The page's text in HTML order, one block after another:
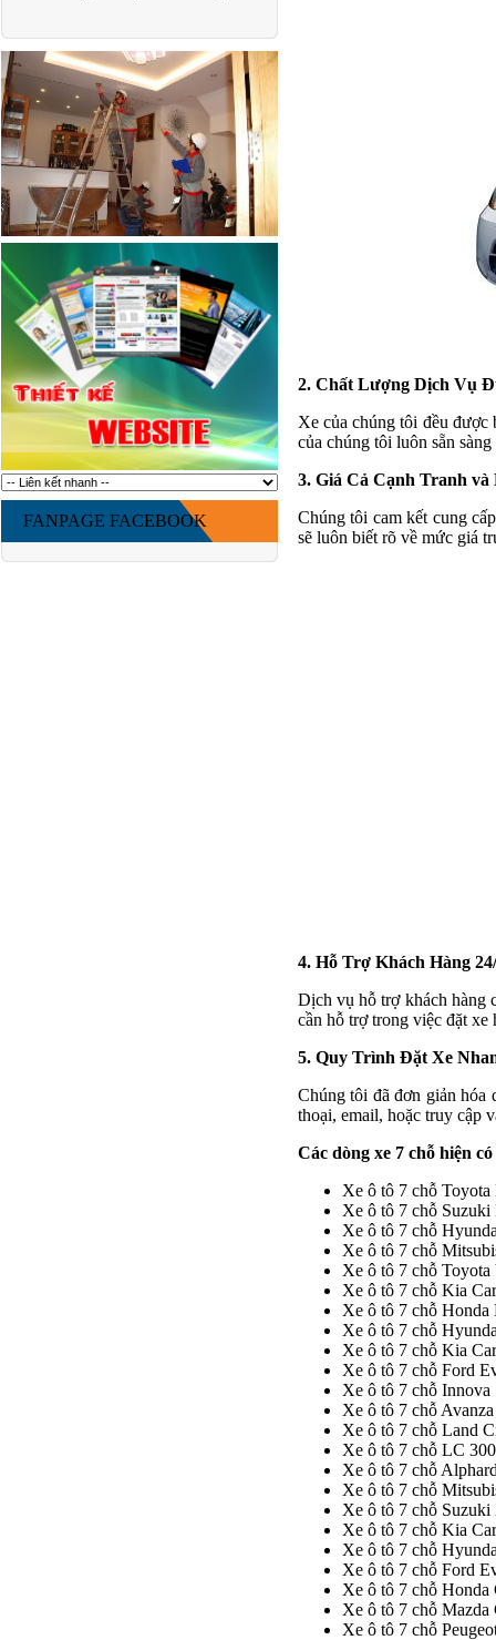
FANPAGE FACEBOOK
2. Chất Lượng Dịch Vụ
Xe của chúng tôi đều được
của chúng tôi luôn sẵn
3. Giá Cả Cạnh Tranh và
Chúng tôi cam kết cung
sẽ luôn biết rõ về mức giá
4. Hỗ Trợ Khách Hàng
Dịch vụ hỗ trợ khách hàng
cần hỗ trợ trong việc đặt
5. Quy Trình Đặt Xe
Chúng tôi đã đơn giản hóa
thoại, email, hoặc truy cập
Các dòng xe 7 chỗ hiện có
Xe ô tô 7 chỗ Toyota
Xe ô tô 7 chỗ Suzuki
Xe ô tô 7 chỗ
Xe ô tô 7 chỗ
Xe ô tô 7 chỗ Toyota
Xe ô tô 7 chỗ Kia
Xe ô tô 7 chỗ
Xe ô tô 7 chỗ
Xe ô tô 7 chỗ Kia
Xe ô tô 7 chỗ Ford
Xe ô tô 7 chỗ Innova
Xe ô tô 7 chỗ
Xe ô tô 7 chỗ Land
Xe ô tô 7 chỗ LC 300
Xe ô tô 7 chỗ
Xe ô tô 7 chỗ
Xe ô tô 7 chỗ
Xe ô tô 7 chỗ Kia
Xe ô tô 7 chỗ
Xe ô tô 7 chỗ Ford
Xe ô tô 7 chỗ
Xe ô tô 7 chỗ Mazda
Xe ô tô 7 chỗ